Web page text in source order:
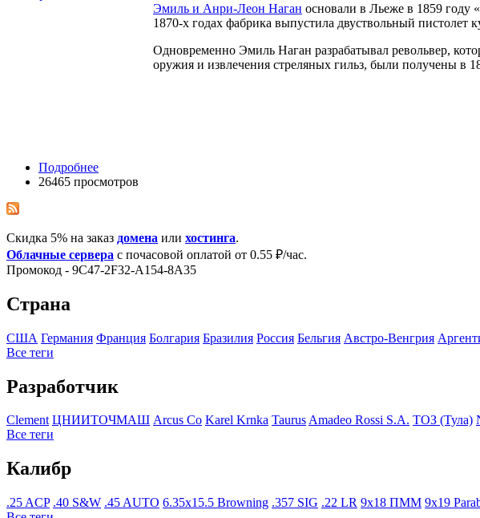
Эмиль и Анри-Леон Наган основали в Льеже в 1859 году
1870-х годах фабрика выпустила двуствольный пистолет
Одновременно Эмиль Наган разрабатывал револьвер,
оружия и извлечения стреляных гильз, были получены в
Подробнее
26465 просмотров
Скидка 5% на заказ домена или хостинга.
Облачные сервера с почасовой оплатой от 0.55 ₽/час.
Промокод - 9C47-2F32-A154-8A35
Страна
США Германия Франция Болгария Бразилия Росcия Бельгия Австро-Венгрия
Все теги
Разработчик
Clement ЦНИИТОЧМАШ Arcus Co Karel Krnka TaurusAmadeo Rossi S.A. ТОЗ (Тула)
Все теги
Калибр
.25 ACP .40 S&W .45 AUTO 6.35x15.5 Browning .357 SIG .22 LR 9x18 ПММ 9x19